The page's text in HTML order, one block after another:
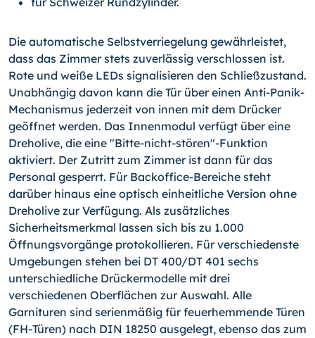
Die automatische Selbstverriegelung gewährleistet,
dass das Zimmer stets zuverlässig verschlossen ist.
Rote und weiße LEDs signalisieren den Schließzustand.
Unabhängig davon kann die Tür über einen Anti-Panik-
Mechanismus jederzeit von innen mit dem Drücker
geöffnet werden. Das Innenmodul verfügt über eine
Dreholive, die eine "Bitte-nicht-stören"-Funktion
aktiviert. Der Zutritt zum Zimmer ist dann für das
Personal gesperrt. Für Backoffice-Bereiche steht
darüber hinaus eine optisch einheitliche Version ohne
Dreholive zur Verfügung. Als zusätzliches
Sicherheitsmerkmal lassen sich bis zu 1.000
Öffnungsvorgänge protokollieren. Für verschiedenste
Umgebungen stehen bei DT 400/DT 401 sechs
unterschiedliche Drückermodelle mit drei
verschiedenen Oberflächen zur Auswahl. Alle
Garnituren sind serienmäßig für feuerhemmende Türen
(FH-Türen) nach DIN 18250 ausgelegt, ebenso das zum